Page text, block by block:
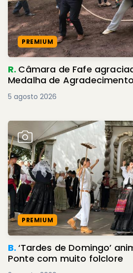
PREMIUM
R. Câmara de Fafe agraciada
Medalha de Agradecimento
5 agosto 2026
PREMIUM
B.‘Tardes de Domingo’
Ponte com muito folclore